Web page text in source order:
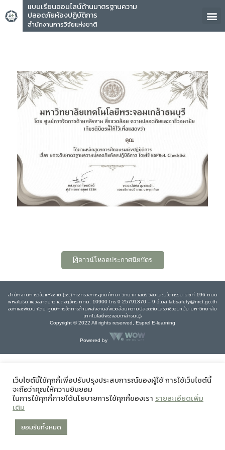
แบบเรียนออนไลน์ด้านมาตรฐานความ
ปลอดภัยห้องปฏิบัติการ
สำนักงานการวิจัยแห่งชาติ
คุณ
ดาวน์โหลดประกาศนียบัตร
สำนักงานการวิจัยแห่งชาติ (วช.) กระทรวงการอุดมศึกษา วิทยาศาสตร์ วิจัยและนวัตกรรม เลขที่ 196 ถนน
พหลโยธิน แขวงลาดยาว เขตจตุจักร กทม. 10900 โทร 0 25791370 – 9 อีเมล์ labsafety@nrct.go.th
ออกและพัฒนาโดย ศูนย์การจัดการด้านพลังงานสิ่งแวดล้อมความปลอดภัยและอาชีวอนามัย มหาวิทยาลัย
เทคโนโลยีพระจอมเกล้าธนบุรี
Copyright © 2022 All rights reserved, Esprel E-learning
Powered by
เว็บไซต์นี้ใช้คุกกี้เพื่อปรับปรุงประสบการณ์ของผู้ใช้ การใช้เว็บไซต์นี้
จะถือว่าคุณให้ความยินยอม
ในการใช้คุกกี้ภายใต้นโยบายการใช้คุกกี้ของเรา รายละเอียดเพิ่ม
เติม
ยอมรับทั้งหมด